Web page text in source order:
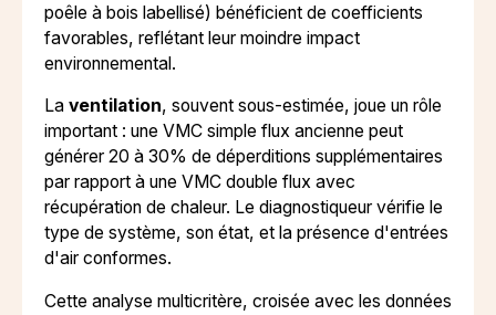
poêle à bois labellisé) bénéficient de coefficients
favorables, reflétant leur moindre impact
environnemental.
La ventilation, souvent sous-estimée, joue un rôle
important : une VMC simple flux ancienne peut
générer 20 à 30% de déperditions supplémentaires
par rapport à une VMC double flux avec
récupération de chaleur. Le diagnostiqueur vérifie le
type de système, son état, et la présence d'entrées
d'air conformes.
Cette analyse multicritère, croisée avec les données